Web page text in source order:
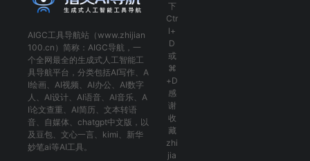
AIGC工具导航站（www.zhijian
100.cn）简称： AIGC导航 ，一
个全网最全的生成式人工智能工
具导航平台，分类包括AI写作 、 A
I绘画 、 AI视频 、 AI办公 、 AI数字
人 、 AI设计、 AI语音、 AI音乐、 A
I论文查重 、 AI简历 、 文本转语
音、 自媒体 、 chatgpt中文版 ，以
及 豆包、 文心一言 、 kimi 、 新华
妙笔ai等AI工具。
下
Ctr
l+
D
或
⌘
+D
感
谢
收
藏
zhi
jia